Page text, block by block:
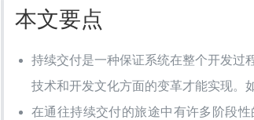
本文要点
持续交付是一种保证系统在整个开发过
技术和开发文化方面的变革才能实现。
在通往持续交付的旅途中有许多阶段